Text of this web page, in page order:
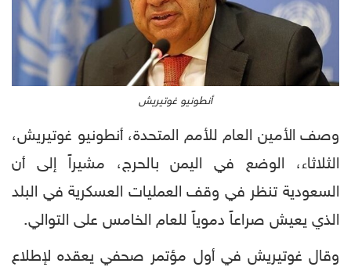
أنطونيو غوتيريش
وصف الأمين العام للأمم المتحدة، أنطونيو غوتيريش،
الثلاثاء، الوضع في اليمن بالحرج، مشيراً إلى أن
السعودية تنظر في وقف العمليات العسكرية في البلد
الذي يعيش صراعاً دموياً للعام الخامس على التوالي.
وقال غوتيريش في أول مؤتمر صحفي يعقده لإطلاع